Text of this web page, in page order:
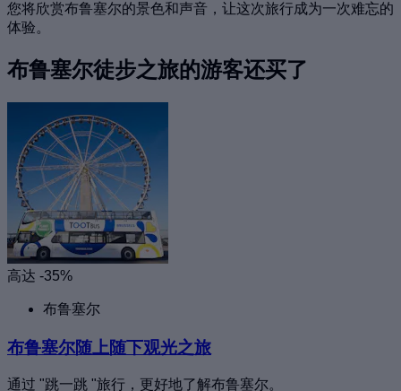
您将欣赏布鲁塞尔的景色和声音，让这次旅行成为一次难忘的
体验。
布鲁塞尔徒步之旅的游客还买了
高达 -35%
布鲁塞尔
布鲁塞尔随上随下观光之旅
通过 "跳一跳 "旅行，更好地了解布鲁塞尔。